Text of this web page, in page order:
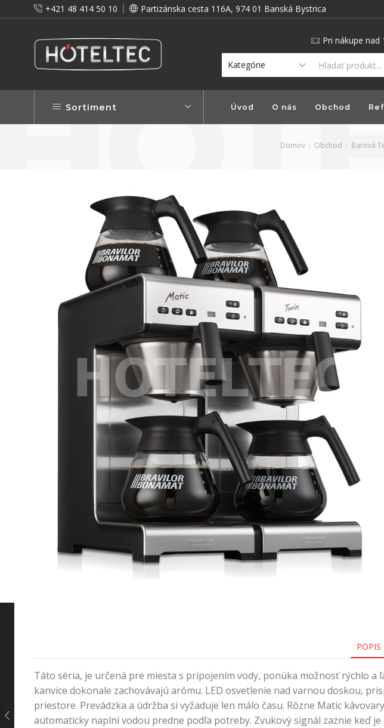
+421 48 414 50 10 Partizánska cesta 116A, 974 01 Banská Bystrica
a preto vám prinášame vernostné zľavy! Pri nákupe nad
Sortiment Úvod O nás Obchod
Domov Obchod Barová
POPIS
Táto séria, je určená pre miesta s pripojením vody, ponúka možnosť rýchlo a
kanvice dokonale zachovávajú arómu. LED osvetlenie nad varnou doskou,
priestore. Prevádzka a údržba si vyžaduje len málo času. Rôzne Matic
automaticky naplní vodou predne podľa potreby. Zvukový signál zaznie keď